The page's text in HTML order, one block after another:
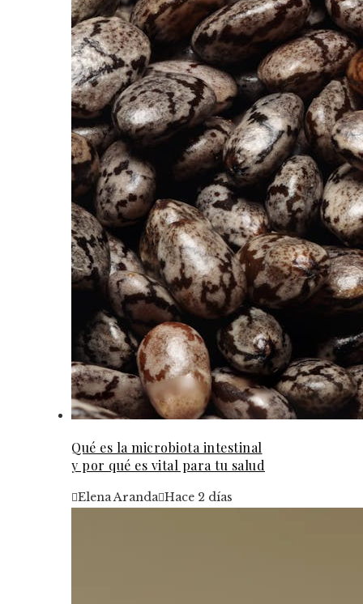
Qué es la microbiota intestinal
y por qué es vital para tu salud
Elena Aranda Hace 2 días